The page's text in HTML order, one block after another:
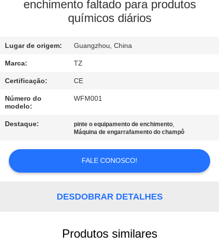
CONTROLE
DE
QUALIDADE
CONTACTE-
NOS
NOTÍCIAS
SOLICITE
enchimento faltado para produtos
químicos diários
Lugar de origem: Guangzhou, China
Marca: TZ
Certificação: CE
Número do
modelo:
WFM001
Destaque: pinte o equipamento de enchimento,
Máquina de engarrafamento do champô
FALE CONOSCO!
DESDOBRAR DETALHES
Produtos similares